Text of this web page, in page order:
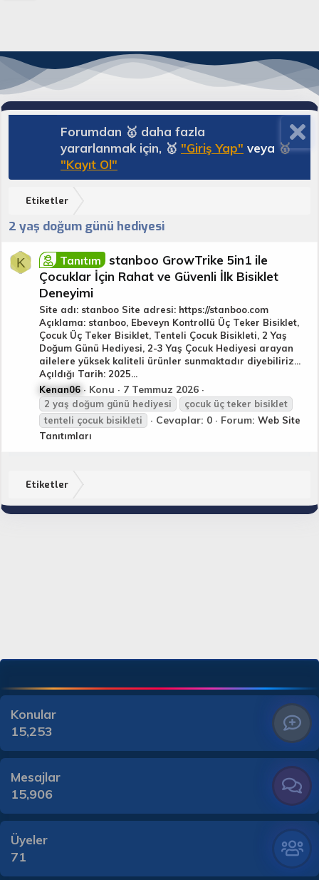
Forumdan 🥇 daha fazla
yararlanmak için, 🥇 "Giriş Yap" veya 🥇
"Kayıt Ol"
Etiketler
2 yaş doğum günü hediyesi
K Tanıtım
stanboo GrowTrike 5in1 ile
Çocuklar İçin Rahat ve Güvenli İlk Bisiklet
Deneyimi
Site adı: stanboo Site adresi: https://stanboo.com
Açıklama: stanboo, Ebeveyn Kontrollü Üç Teker Bisiklet,
Çocuk Üç Teker Bisiklet, Tenteli Çocuk Bisikleti, 2 Yaş
Doğum Günü Hediyesi, 2-3 Yaş Çocuk Hediyesi arayan
ailelere yüksek kaliteli ürünler sunmaktadır diyebiliriz...
Açıldığı Tarih: 2025...
Kenan06
Konu 7 Temmuz 2026
2 yaş doğum günü hediyesi
çocuk üç teker bisiklet
tenteli çocuk bisikleti
Cevaplar: 0 Forum: Web Site
Tanıtımları
Etiketler
Konular
15,253
Mesajlar
15,906
Üyeler
71